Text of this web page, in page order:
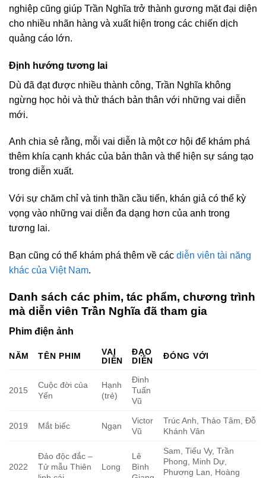
nghiệp cũng giúp Trần Nghĩa trở thành gương mặt đại diện
cho nhiều nhãn hàng và xuất hiện trong các chiến dịch
quảng cáo lớn.
Định hướng tương lai
Dù đã đạt được nhiều thành công, Trần Nghĩa không
ngừng học hỏi và thử thách bản thân với những vai diễn
mới.
Anh chia sẻ rằng, mỗi vai diễn là một cơ hội để khám phá
thêm khía cạnh khác của bản thân và thể hiện sự sáng tạo
trong diễn xuất.
Với sự chăm chỉ và tinh thần cầu tiến, khán giả có thể kỳ
vọng vào những vai diễn đa dạng hơn của anh trong
tương lai.
Bạn cũng có thể khám phá thêm về các diễn viên tài năng
khác của Việt Nam.
Danh sách các phim, tác phẩm, chương trình
mà diễn viên Trần Nghĩa đã tham gia
Phim điện ảnh
NĂM TÊN PHIM
VAI
DIỄN
ĐẠO
DIỄN
ĐÓNG VỚI
2015
Cuộc đời của
Yến
Hạnh
(trẻ)
Đinh
Tuấn
Vũ
2019 Mắt biếc Ngạn
Victor
Vũ
Trúc Anh, Thảo Tâm, Đỗ
Khánh Vân
2022
Đảo độc đắc –
Tử mẫu Thiên
Long
Lê
Bình
Sam, Tiểu Vy, Trần
Phong, Minh Dự,
Phương Lan, Hoàng